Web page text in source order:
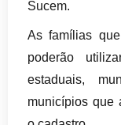
Sucem.
As famílias
poderão
estaduais,
municípios que